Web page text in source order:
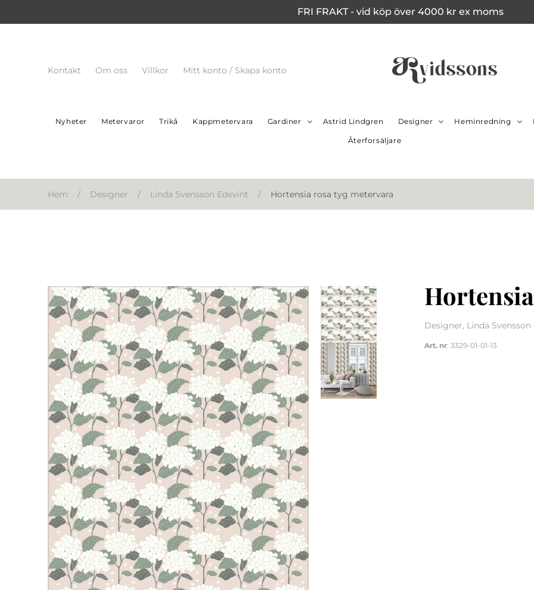
FRI FRAKT - vid köp över 4000 kr ex moms
Kontakt Om oss Villkor Mitt konto / Skapa konto
Nyheter Metervaror Trikå Kappmetervara Gardiner Astrid Lindgren Designer Heminredning
Återforsäljare
Hem / Designer / Linda Svensson Edevint / Hortensia rosa tyg metervara
Designer, Linda
Art. nr: 3329-01-01-13